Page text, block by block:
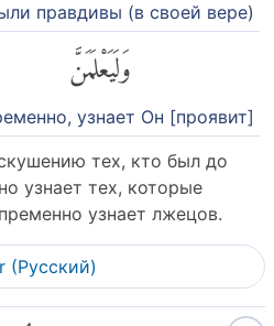
правдивы (в своей вере)
وَلَيَعْلَمَنَّ
узнает Он [проявит]
тех, кто был до
узнает тех, которые
узнает лжецов.
(Pусский)